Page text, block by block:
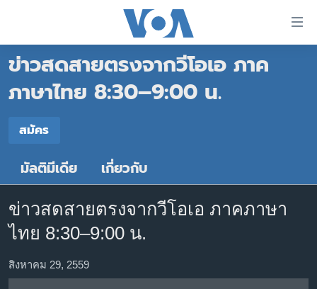
ต่อ
ไป
หลัก
หน้า
หลัก
ข้าม
ไป
การ
หน้าหลัก
โลก
เอเชีย
ไทย
ธุรกิจ
วิทยาศาสตร์
ไลฟ์สไตล์
ข่าวสดสายตรงจากวีโอเอ ภาค
ภาษาไทย 8:30–9:00 น.
สมัคร
สมัคร
มัลติมีเดีย เกี่ยวกับ
ข่าวสดสายตรงจากวีโอเอ ภาคภาษา
ไทย 8:30–9:00 น.
สิงหาคม 29, 2559